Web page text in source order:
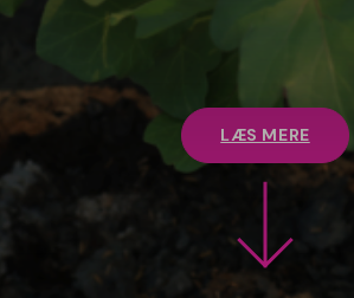
LÆS MERE